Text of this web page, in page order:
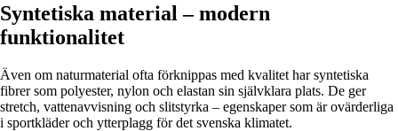
Syntetiska material – modern
funktionalitet
Även om naturmaterial ofta förknippas med kvalitet har syntetiska
fibrer som polyester, nylon och elastan sin självklara plats. De ger
stretch, vattenavvisning och slitstyrka – egenskaper som är ovärderliga
i sportkläder och ytterplagg för det svenska klimatet.